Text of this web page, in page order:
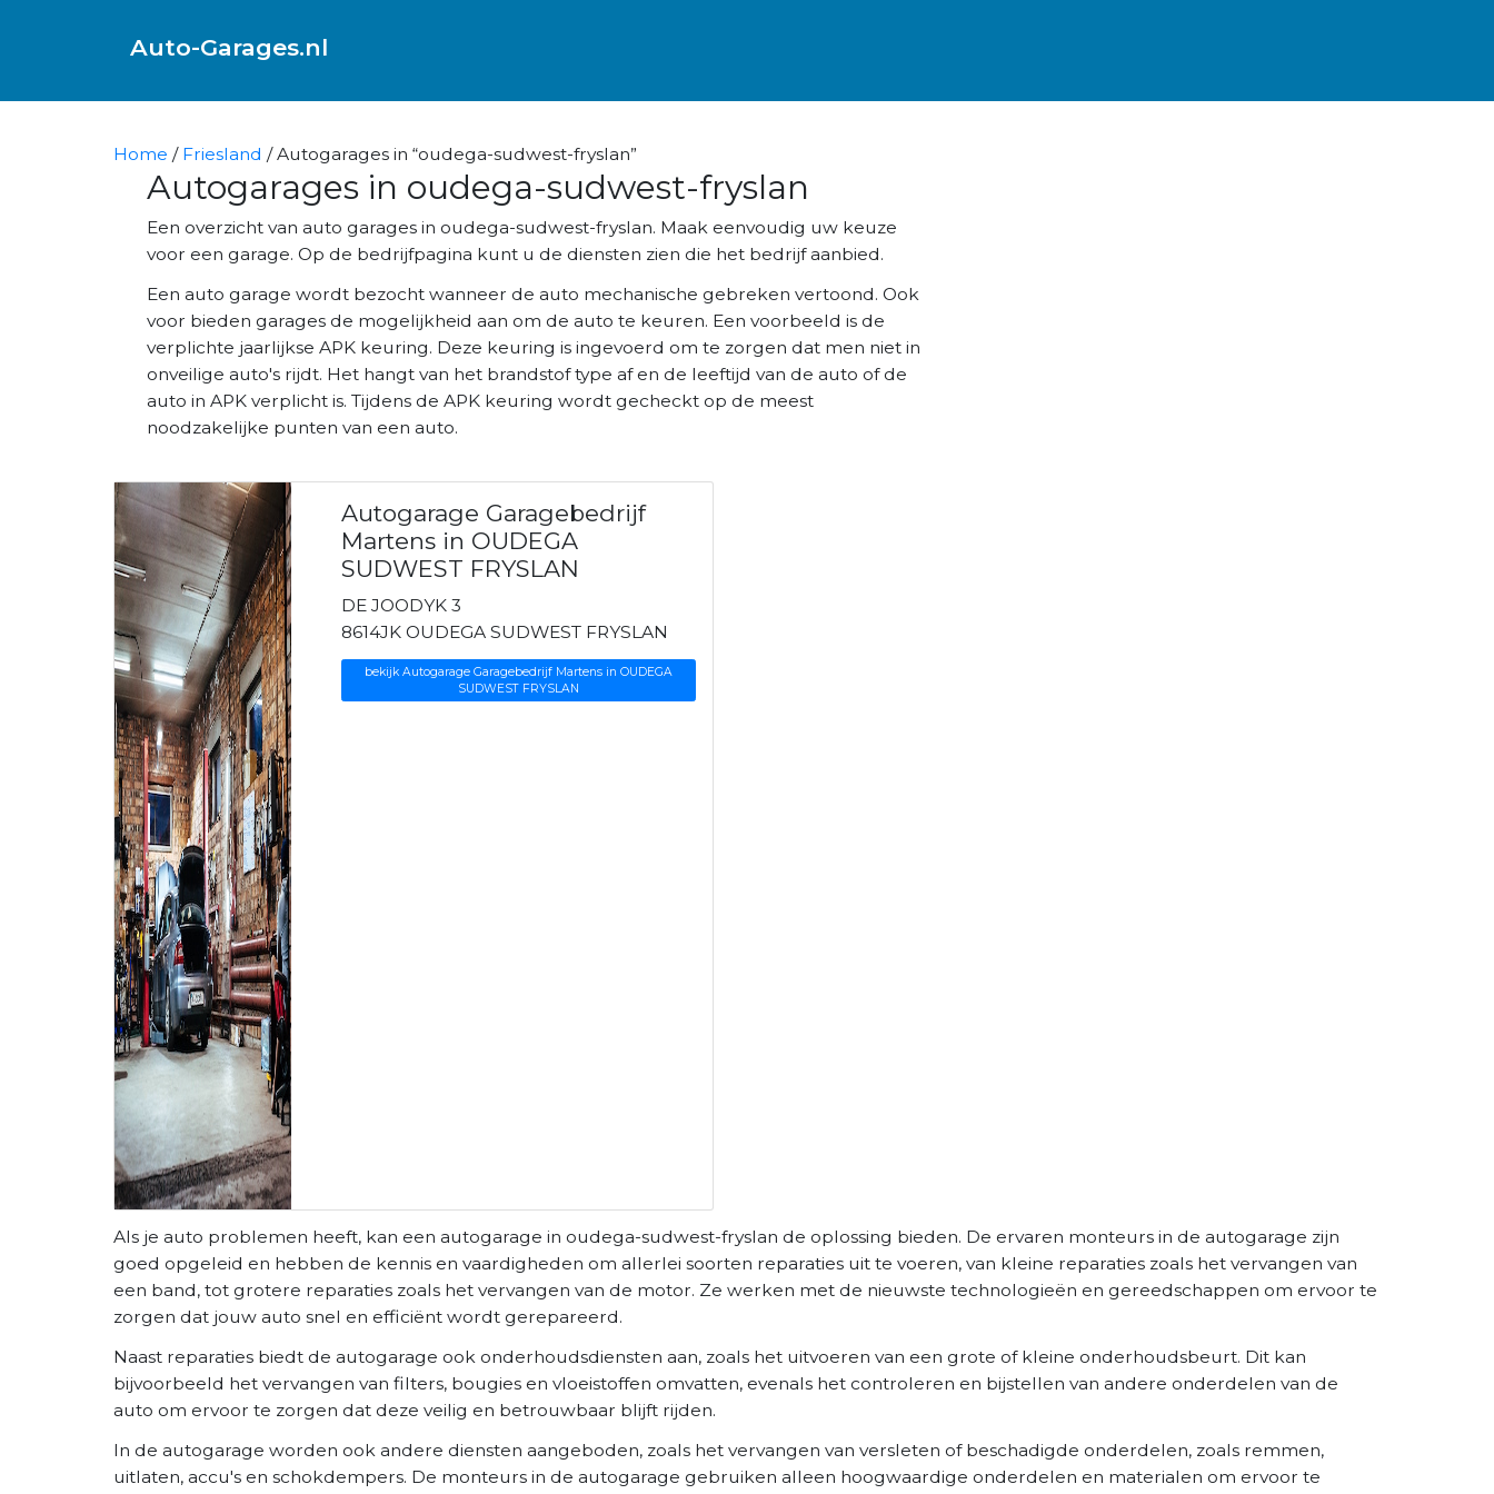
Auto-Garages.nl
Home / Friesland / Autogarages in “oudega-sudwest-fryslan”
Autogarages in oudega-sudwest-fryslan
Een overzicht van auto garages in oudega-sudwest-fryslan. Maak eenvoudig uw keuze
voor een garage. Op de bedrijfpagina kunt u de diensten zien die het bedrijf aanbied.
Een auto garage wordt bezocht wanneer de auto mechanische gebreken vertoond. Ook
voor bieden garages de mogelijkheid aan om de auto te keuren. Een voorbeeld is de
verplichte jaarlijkse APK keuring. Deze keuring is ingevoerd om te zorgen dat men niet in
onveilige auto's rijdt. Het hangt van het brandstof type af en de leeftijd van de auto of de
auto in APK verplicht is. Tijdens de APK keuring wordt gecheckt op de meest
noodzakelijke punten van een auto.
Autogarage Garagebedrijf
Martens in OUDEGA
SUDWEST FRYSLAN
DE JOODYK 3
8614JK OUDEGA SUDWEST FRYSLAN
bekijk Autogarage Garagebedrijf Martens in OUDEGA
SUDWEST FRYSLAN
Als je auto problemen heeft, kan een autogarage in oudega-sudwest-fryslan de oplossing bieden. De ervaren monteurs in de autogarage zijn
goed opgeleid en hebben de kennis en vaardigheden om allerlei soorten reparaties uit te voeren, van kleine reparaties zoals het vervangen van
een band, tot grotere reparaties zoals het vervangen van de motor. Ze werken met de nieuwste technologieën en gereedschappen om ervoor te
zorgen dat jouw auto snel en efficiënt wordt gerepareerd.
Naast reparaties biedt de autogarage ook onderhoudsdiensten aan, zoals het uitvoeren van een grote of kleine onderhoudsbeurt. Dit kan
bijvoorbeeld het vervangen van filters, bougies en vloeistoffen omvatten, evenals het controleren en bijstellen van andere onderdelen van de
auto om ervoor te zorgen dat deze veilig en betrouwbaar blijft rijden.
In de autogarage worden ook andere diensten aangeboden, zoals het vervangen van versleten of beschadigde onderdelen, zoals remmen,
uitlaten, accu's en schokdempers. De monteurs in de autogarage gebruiken alleen hoogwaardige onderdelen en materialen om ervoor te